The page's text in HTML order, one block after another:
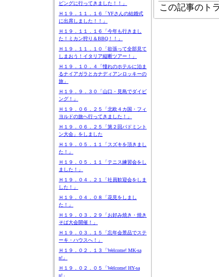
ビングに行ってきました！！」
Ｈ１９．１１．１６「YFさんの結婚式
に出席しました！！」
Ｈ１９．１１．１６「今年も行きまし
た！ミカン狩り＆BBQ！！」
Ｈ１９．１１．１０「欲張って全部見て
しまおう！イタリア縦断ツアー！」
Ｈ１９．１０．４「憧れのホテルに泊ま
るナイアガラとカナディアンロッキーの
旅」
Ｈ１９．９．３０「山口・見島でダイビ
ング！」
Ｈ１９．０６．２５「北欧４カ国・フィ
ヨルドの旅へ行ってきました！」
Ｈ１９．０６．２５「第２回バドミント
ン大会」をしました
Ｈ１９．０５．１１「スズキを頂きまし
た！」
Ｈ１９．０５．１１「テニス練習会をし
ました！」
Ｈ１９．０４．２１「社員歓迎会をしま
した！」
Ｈ１９．０４．０８「花見をしまし
た！」
Ｈ１９．０３．２９「お好み焼き・焼き
そば大会開催！」
Ｈ１９．０３．１５「忘年会景品でステ
ーキ・ハウスへ！」
Ｈ１９．０２．１３「Welcome! MK-sa
n!」
Ｈ１９．０２．０５「Welcome! HY-sa
n!」
この記事のト